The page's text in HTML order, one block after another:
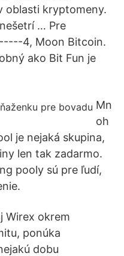
oblasti kryptomeny.
… Pre
4, Moon Bitcoin.
ako Bit Fun je
Mn
oh
je nejaká skupina,
len tak zadarmo.
pooly sú pre ľudí,
Wirex okrem
ponúka
dobu